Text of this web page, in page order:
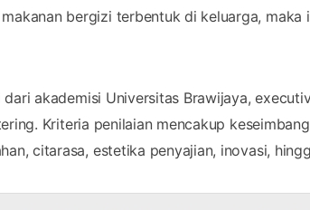
bergizi terbentuk di keluarga, maka
akademisi Universitas Brawijaya,
Kriteria penilaian mencakup
citarasa, estetika penyajian, inovasi,